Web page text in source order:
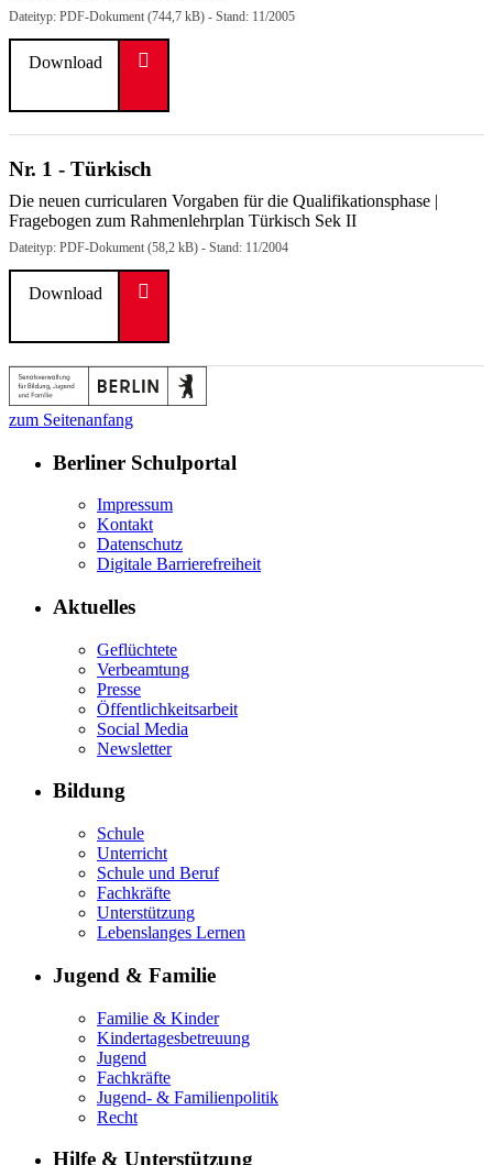
Dateityp: PDF-Dokument (744,7 kB) - Stand: 11/2005
Download
Nr. 1 - Türkisch
Die neuen curricularen Vorgaben für die Qualifikationsphase |
Fragebogen zum Rahmenlehrplan Türkisch Sek II
Dateityp: PDF-Dokument (58,2 kB) - Stand: 11/2004
Download
zum Seitenanfang
Berliner Schulportal
Impressum
Kontakt
Datenschutz
Digitale Barrierefreiheit
Aktuelles
Geflüchtete
Verbeamtung
Presse
Öffentlichkeitsarbeit
Social Media
Newsletter
Bildung
Schule
Unterricht
Schule und Beruf
Fachkräfte
Unterstützung
Lebenslanges Lernen
Jugend & Familie
Familie & Kinder
Kindertagesbetreuung
Jugend
Fachkräfte
Jugend- & Familienpolitik
Recht
Hilfe & Unterstützung